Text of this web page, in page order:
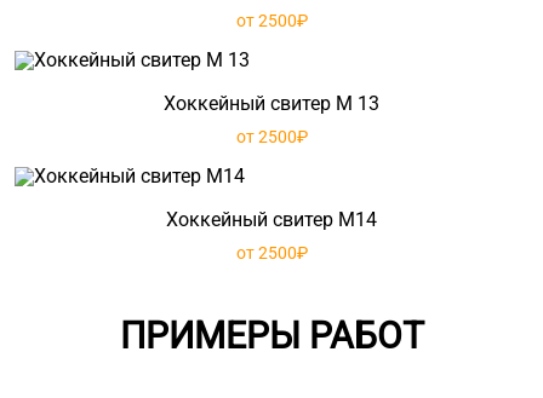
от 2500₽
Хоккейный свитер М 13
от 2500₽
Хоккейный свитер М14
от 2500₽
ПРИМЕРЫ РАБОТ